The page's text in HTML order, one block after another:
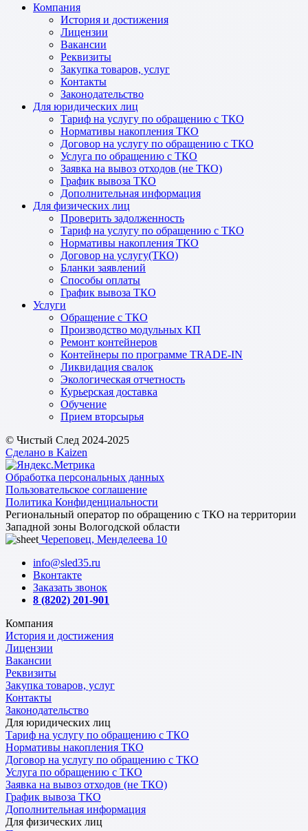
Компания
История и достижения
Лицензии
Вакансии
Реквизиты
Закупка товаров, услуг
Контакты
Законодательство
Для юридических лиц
Тариф на услугу по обращению с ТКО
Нормативы накопления ТКО
Договор на услугу по обращению с ТКО
Услуга по обращению с ТКО
Заявка на вывоз отходов (не ТКО)
График вывоза ТКО
Дополнительная информация
Для физических лиц
Проверить задолженность
Тариф на услугу по обращению с ТКО
Нормативы накопления ТКО
Договор на услугу(ТКО)
Бланки заявлений
Способы оплаты
График вывоза ТКО
Услуги
Обращение с ТКО
Производство модульных КП
Ремонт контейнеров
Контейнеры по программе TRADE-IN
Ликвидация свалок
Экологическая отчетность
Курьерская доставка
Обучение
Прием вторсырья
© Чистый След 2024-2025
Сделано в Kaizen
Обработка персональных данных
Пользовательское соглашение
Политика Конфиденциальности
Региональный оператор по обращению с ТКО на территории
Западной зоны Вологодской области
Череповец, Менделеева 10
info@sled35.ru
Вконтакте
Заказать звонок
8 (8202) 201-901
Компания
История и достижения
Лицензии
Вакансии
Реквизиты
Закупка товаров, услуг
Контакты
Законодательство
Для юридических лиц
Тариф на услугу по обращению с ТКО
Нормативы накопления ТКО
Договор на услугу по обращению с ТКО
Услуга по обращению с ТКО
Заявка на вывоз отходов (не ТКО)
График вывоза ТКО
Дополнительная информация
Для физических лиц